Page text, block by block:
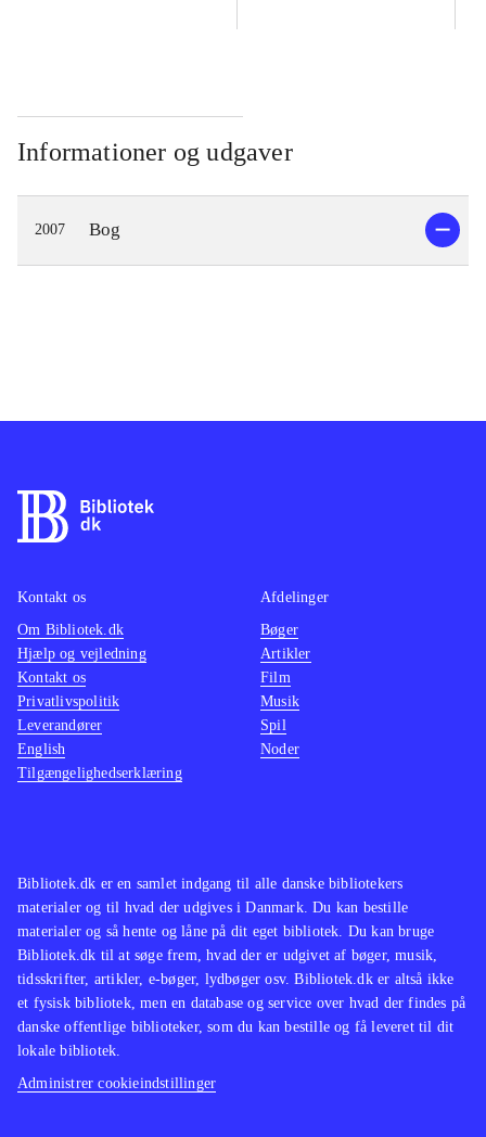
Informationer og udgaver
2007 Bog
Bibliotek.dk er en samlet indgang til alle danske bibliotekers
materialer og til hvad der udgives i Danmark. Du kan bestille
materialer og så hente og låne på dit eget bibliotek. Du kan bruge
Bibliotek.dk til at søge frem, hvad der er udgivet af bøger, musik,
tidsskrifter, artikler, e-bøger, lydbøger osv. Bibliotek.dk er altså ikke
et fysisk bibliotek, men en database og service over hvad der findes på
danske offentlige biblioteker, som du kan bestille og få leveret til dit
lokale bibliotek.
Administrer cookieindstillinger
Kontakt os
Om Bibliotek.dk
Hjælp og vejledning
Kontakt os
Privatlivspolitik
Leverandører
English
Tilgængelighedserklæring
Afdelinger
Bøger
Artikler
Film
Musik
Spil
Noder